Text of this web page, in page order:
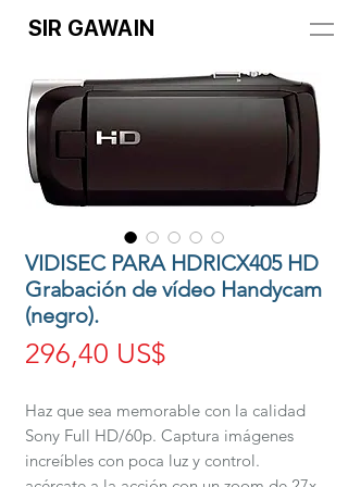
SIR GAWAIN
VIDISEC PARA HDRICX405 HD
Grabación de vídeo Handycam
(negro).
296,40 US$
Haz que sea memorable con la calidad
Sony Full HD/60p. Captura imágenes
increíbles con poca luz y control.